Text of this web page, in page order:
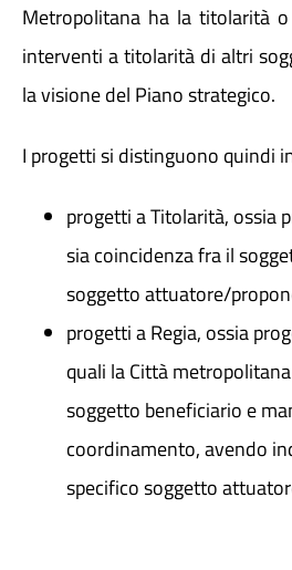
Metropolitana ha la titolarità
interventi a titolarità di altri
la visione del Piano strategico.
I progetti si distinguono quindi
progetti a Titolarità, ossia
sia coincidenza fra il
soggetto attuatore/
progetti a Regia, ossia
quali la Città
soggetto beneficiario e
coordinamento, avendo
specifico soggetto